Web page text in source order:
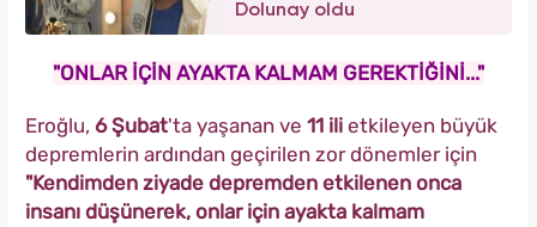
Dolunay oldu
"ONLAR İÇİN AYAKTA KALMAM GEREKTİĞİNİ..."
Eroğlu, 6 Şubat'ta yaşanan ve 11 ili etkileyen büyük
depremlerin ardından geçirilen zor dönemler için
"Kendimden ziyade depremden etkilenen onca
insanı düşünerek, onlar için ayakta kalmam